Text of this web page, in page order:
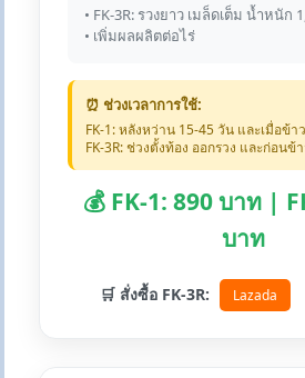
• FK-3R: รวงยาว เมล็ดเต็ม น้ำหนัก
• เพิ่มผลผลิตต่อไร่
⏰ ช่วงเวลาการใช้:
FK-1: หลังหว่าน 15-45 วัน และเมื่อข้า
FK-3R: ช่วงตั้งท้อง ออกรวง และก่อน
💰 FK-1: 890 บาท |
บาท
🛒 สั่งซื้อ FK-3R: Lazada